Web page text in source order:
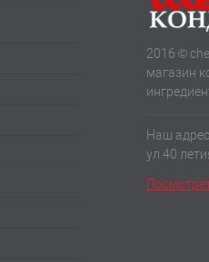
2016 ©
магазин
Наш
ул.40